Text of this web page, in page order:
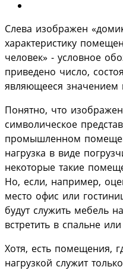
Слева изображен
характеристику
человек» - условное
приведено число,
являющееся значением
Понятно, что
символическое
промышленном
нагрузка в виде
некоторые такие
Но, если, например,
место офис или
будут служить мебель
встретить в спальне
Хотя, есть помещения,
нагрузкой служит